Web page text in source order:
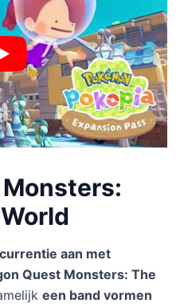
aan met
Quest Monsters: The
een band vormen